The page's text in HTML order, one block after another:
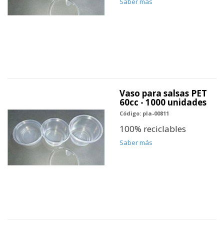
Vaso para salsas PET
60cc - 1000 unidades
Código: pla-00811
100% reciclables
Saber más